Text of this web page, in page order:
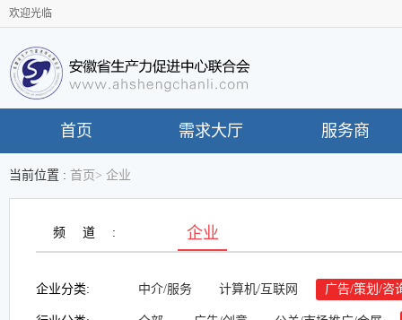
欢迎光临
首页 需求大厅 服务商
当前位置 : 首页 > 企业
频道: 企业
企业分类: 中介/服务 计算机/互联网 广告/策划/咨